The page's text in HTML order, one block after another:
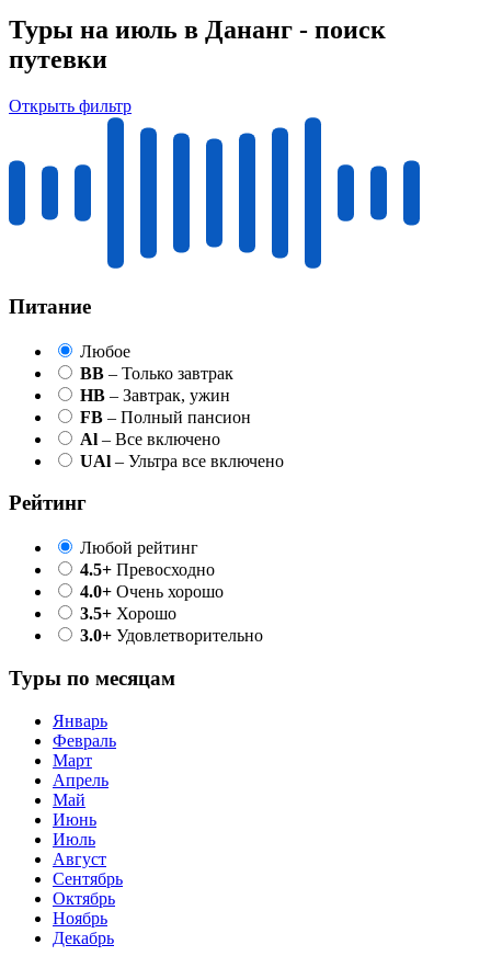
Туры на июль в Дананг - поиск
путевки
Открыть фильтр
Питание
Любое
BB – Только завтрак
HB – Завтрак, ужин
FB – Полный пансион
Al – Все включено
UAl – Ультра все включено
Рейтинг
Любой рейтинг
4.5+ Превосходно
4.0+ Очень хорошо
3.5+ Хорошо
3.0+ Удовлетворительно
Туры по месяцам
Январь
Февраль
Март
Апрель
Май
Июнь
Июль
Август
Сентябрь
Октябрь
Ноябрь
Декабрь